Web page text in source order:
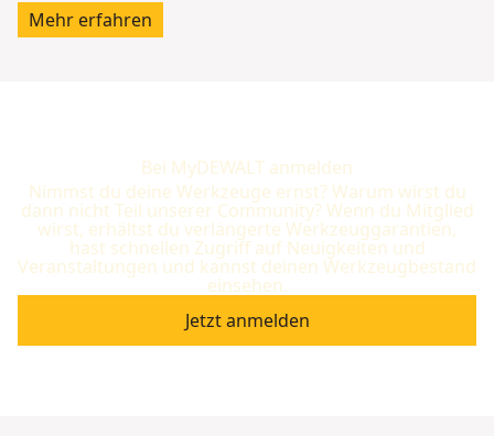
Mehr erfahren
Bei MyDEWALT anmelden
Nimmst du deine Werkzeuge ernst? Warum wirst du
dann nicht Teil unserer Community? Wenn du Mitglied
wirst, erhältst du verlängerte Werkzeuggarantien,
hast schnellen Zugriff auf Neuigkeiten und
Veranstaltungen und kannst deinen Werkzeugbestand
einsehen.
Jetzt anmelden